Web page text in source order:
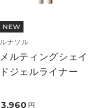
ルナソル
メルティングシェイ
ドジェルライナー
3,960 円